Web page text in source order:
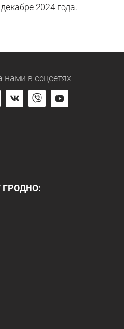
2024 года.
нами в соцсетях
ГРОДНО: